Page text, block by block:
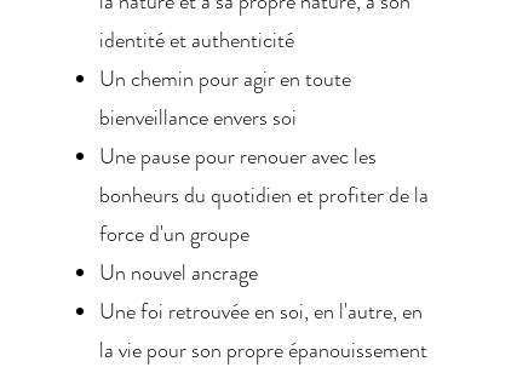
identité et authenticité
Un chemin pour agir en toute
bienveillance envers soi
Une pause pour renouer avec les
bonheurs du quotidien et profiter de la
force d'un groupe
Un nouvel ancrage
Une foi retrouvée en soi, en l'autre, en
la vie pour son propre épanouissement